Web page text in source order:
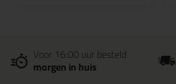
Voor 16:00 uur besteld
morgen in huis